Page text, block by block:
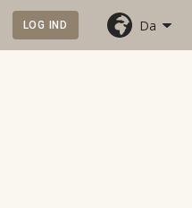
LOG IND Da